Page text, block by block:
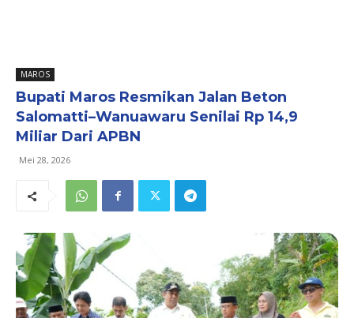
MAROS
Bupati Maros Resmikan Jalan Beton
Salomatti–Wanuawaru Senilai Rp 14,9
Miliar Dari APBN
Mei 28, 2026